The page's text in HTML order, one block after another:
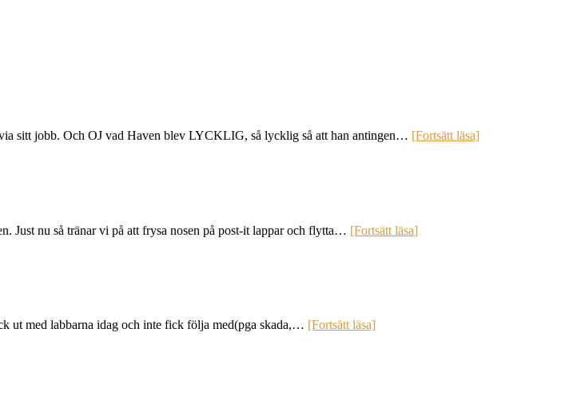
sitt jobb. Och OJ vad Haven blev LYCKLIG, så lycklig så att han antingen… [Fortsätt läsa]
Just nu så tränar vi på att frysa nosen på post-it lappar och flytta… [Fortsätt läsa]
ut med labbarna idag och inte fick följa med(pga skada,… [Fortsätt läsa]